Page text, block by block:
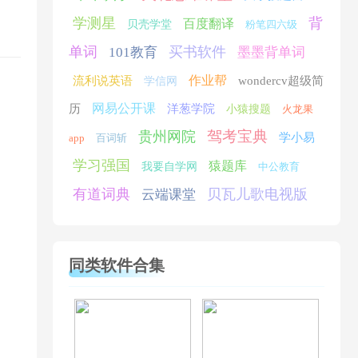
学测星 贝壳学堂 百度翻译 粉笔四六级
背
单词
101教育 买书软件 墨墨背单词
流利说英语 学信网 作业帮 wondercv超级简
历 网易公开课 洋葱学院 小猿搜题 火龙果
app 百词斩 贵州网院 驾考宝典 学小易
学习强国 我要自学网 猿题库 中公教育
有道词典 云端课堂 贝瓦儿歌电视版
同类软件合集